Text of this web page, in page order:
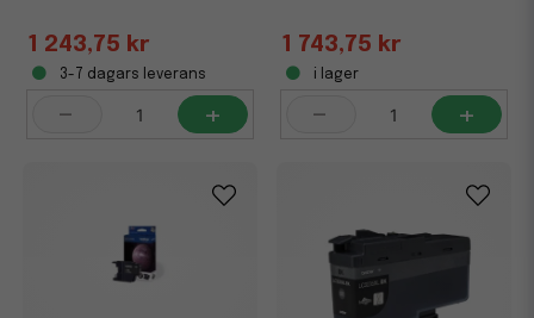
1 243,75 kr
3-7 dagars leverans
- +
1 743,75 kr
i lager
- +